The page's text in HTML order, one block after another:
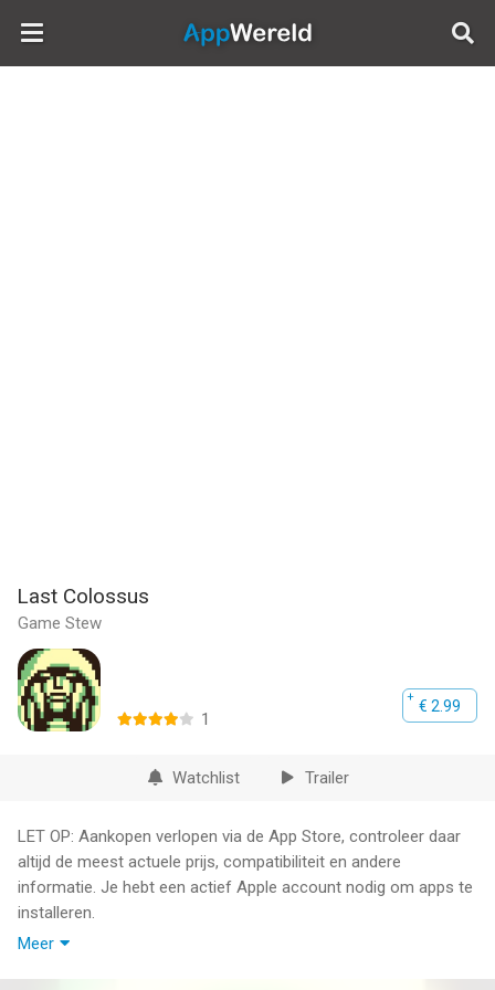
AppWereld
Last Colossus
Game Stew
€ 2.99
1
Watchlist Trailer
LET OP: Aankopen verlopen via de App Store, controleer daar
altijd de meest actuele prijs, compatibiliteit en andere
informatie. Je hebt een actief Apple account nodig om apps te
installeren.
Meer